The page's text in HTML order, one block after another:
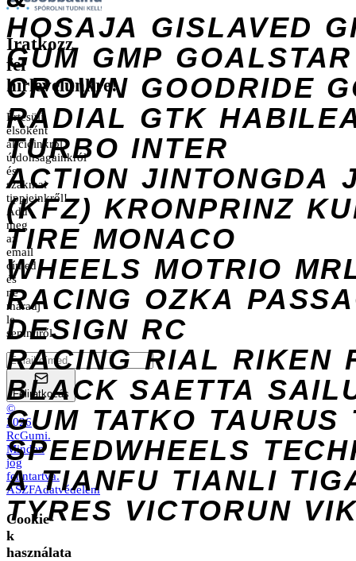
HOSAJA GISLAVED
GUM GMP GOALSTAR
CROWN GOODRIDE
RADIAL GTK
TURBO INTER
ACTION JINTONGDA
(KFZ) KRONPRINZ
TIRE MONACO
WHEELS MOTRIO
RACING OZKA
DESIGN RC
RACING RIAL RIKEN
BLACK SAETTA
GUM TATKO TAURUS
SPEEDWHEELS
A TIANFU TIANLI
TYRES VICTORUN
Iratkozz
fel
hírlevelünkre!
Értesülj
elsőként
akcióinkról,
újdonságainkról
és
szakmai
tippjeinkről!
Add
meg
az
email
címed
és
ne
maradj
le
semmiről.
Feliratkozás
©
2026
RcGumi.
Minden
jog
fenntartva.
ÁSZFAdatvédelem
Cookie-
k
használata